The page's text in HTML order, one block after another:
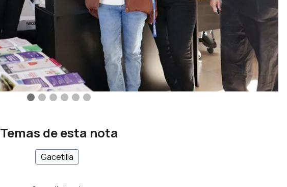
Temas de esta nota
Gacetilla